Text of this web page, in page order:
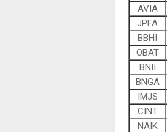
AVIA
JPFA
BBHI
OBAT
BNII
BNGA
IMJS
CINT
NAIK